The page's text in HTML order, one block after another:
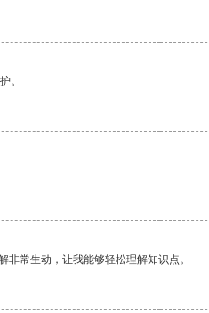
。
常生动，让我能够轻松理解知识点。